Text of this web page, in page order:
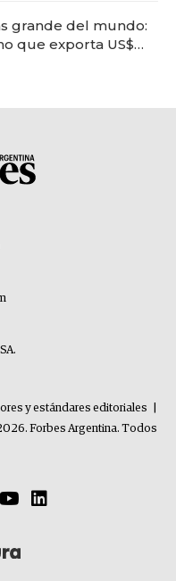
grande del mundo:
que exporta US$
y estándares editoriales
Forbes Argentina. Todos